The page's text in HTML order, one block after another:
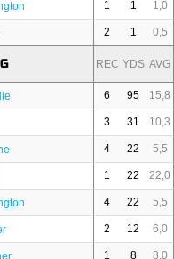
1 1 1,0
2 1 0,5
REC YDS AVG
6 95 15,8
3 31 10,3
4 22 5,5
1 22 22,0
4 22 5,5
2 12 6,0
1 8 8,0